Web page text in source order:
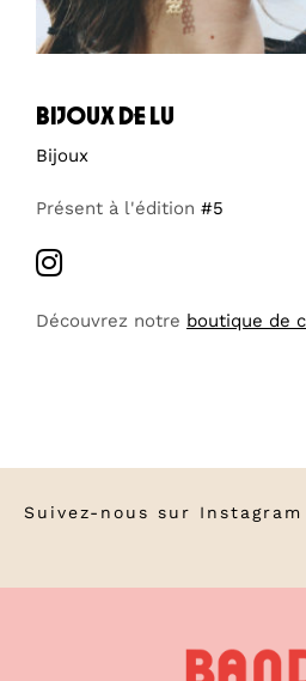
bijoux de lu
Bijoux
Présent à l'édition #5
Découvrez notre boutique de
Suivez-nous sur Instagram